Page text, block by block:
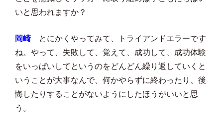
いと思われますか？
岡崎とにかくやってみて、トライアンドエラーです
ね。やって、失敗して、覚えて、成功して、成功体験
をいっぱいしてというのをどんどん繰り返していくと
いうことが大事なんで、何かやらずに終わったり、後
悔したりすることがないようにしたほうがいいと思
う。